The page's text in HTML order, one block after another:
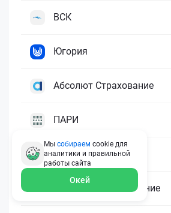
ВСК
Югория
Абсолют Страхование
ПАРИ
Гелиос
Ренессанс Страхование
Мы собираем cookie для
аналитики и правильной
работы сайта
Окей